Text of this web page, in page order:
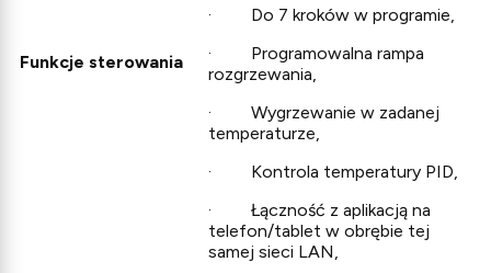
Funkcje sterowania
· Do 7 kroków w programie,
· Programowalna rampa
rozgrzewania,
· Wygrzewanie w zadanej
temperaturze,
· Kontrola temperatury PID,
· Łączność z aplikacją na
telefon/tablet w obrębie tej
samej sieci LAN,